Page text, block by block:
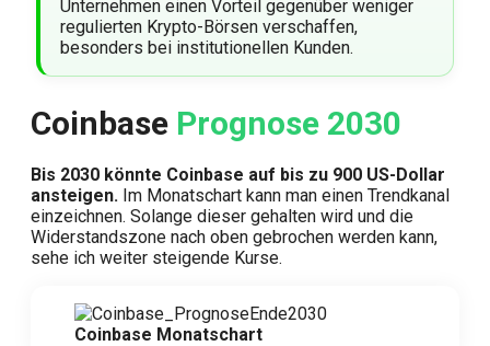
Unternehmen einen Vorteil gegenüber weniger
regulierten Krypto-Börsen verschaffen,
besonders bei institutionellen Kunden.
Coinbase Prognose 2030
Bis 2030 könnte Coinbase auf bis zu 900 US-Dollar
ansteigen. Im Monatschart kann man einen Trendkanal
einzeichnen. Solange dieser gehalten wird und die
Widerstandszone nach oben gebrochen werden kann,
sehe ich weiter steigende Kurse.
Coinbase Monatschart